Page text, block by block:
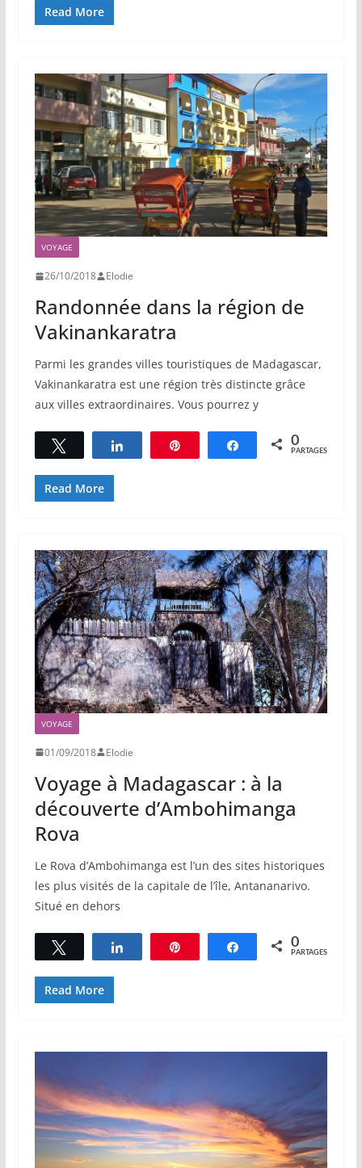
Read More
VOYAGE
26/10/2018 Elodie
Randonnée dans la région de
Vakinankaratra
Parmi les grandes villes touristiques de Madagascar,
Vakinankaratra est une région très distincte grâce
aux villes extraordinaires. Vous pourrez y
Tweetez Partagez Épingle Partagez0
PARTAGES
Read More
VOYAGE
01/09/2018 Elodie
Voyage à Madagascar : à la
découverte d’Ambohimanga
Rova
Le Rova d’Ambohimanga est l’un des sites historiques
les plus visités de la capitale de l’île, Antananarivo.
Situé en dehors
Tweetez Partagez Épingle Partagez0
PARTAGES
Read More